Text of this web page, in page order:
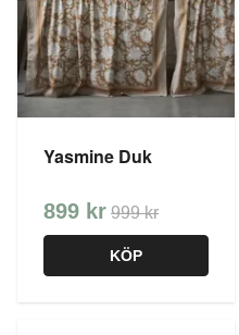
Yasmine Duk
899 kr 999 kr
KÖP